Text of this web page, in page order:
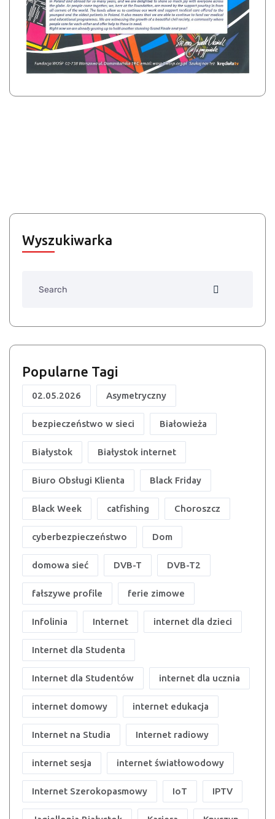
Wyszukiwarka
Popularne Tagi
02.05.2026 Asymetryczny
bezpieczeństwo w sieci Białowieża
Białystok Białystok internet
Biuro Obsługi Klienta Black Friday
Black Week catfishing Choroszcz
cyberbezpieczeństwo Dom
domowa sieć DVB-T DVB-T2
fałszywe profile ferie zimowe
Infolinia Internet internet dla dzieci
Internet dla Studenta
Internet dla Studentów internet dla ucznia
internet domowy internet edukacja
Internet na Studia Internet radiowy
internet sesja internet światłowodowy
Internet Szerokopasmowy IoT IPTV